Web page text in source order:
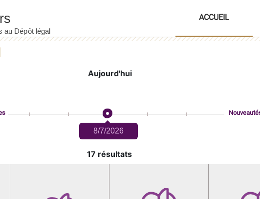
ACCUEIL
Aujourd'hui
8/7/2026
17 résultats